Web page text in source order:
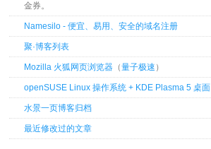
金券。
Namesilo - 便宜、易用、安全的域名注册
聚·博客列表
Mozilla 火狐网页浏览器 （量子极速 ）
openSUSE Linux 操作系统 + KDE Plasma 5 桌面
水景一页博客归档
最近修改过的文章